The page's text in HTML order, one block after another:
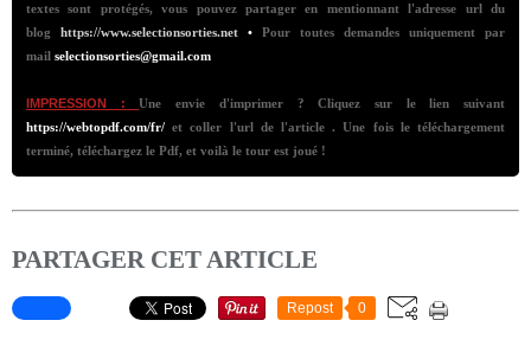
textes sont protégés, vous pouvez partager en mentionnant l'adresse url du
blog
https://www.selectionsorties.net • Pour toutes demandes uniquement par
mail selectionsorties@gmail.com
IMPRESSION :Une envie d'imprimer ? Cliquez sur le lien suivant
https://webtopdf.com/fr/ et coller l'url de l'article . Une fois le téléchargement
terminé, téléchargez le Pdf, et voilà le tour est joué !
PARTAGER CET ARTICLE
Repost 0